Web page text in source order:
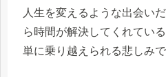
人生を変えるような出会い
ら時間が解決してくれてい
単に乗り越えられる悲しみ